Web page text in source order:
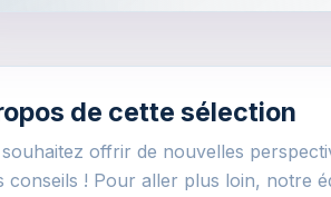
de cette sélection
offrir de nouvelles
conseils ! Pour aller plus loin, notre